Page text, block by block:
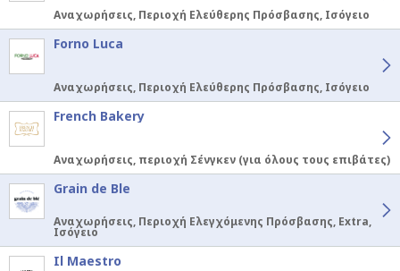
Αναχωρήσεις, Περιοχή Ελεύθερης Πρόσβασης, Ισόγειο
Forno Luca
Αναχωρήσεις, Περιοχή Ελεύθερης Πρόσβασης, Ισόγειο
French Bakery
Αναχωρήσεις, περιοχή Σένγκεν (για όλους τους επιβάτες)
Grain de Ble
Αναχωρήσεις, Περιοχή Ελεγχόμενης Πρόσβασης, Extra,
Ισόγειο
Il Maestro